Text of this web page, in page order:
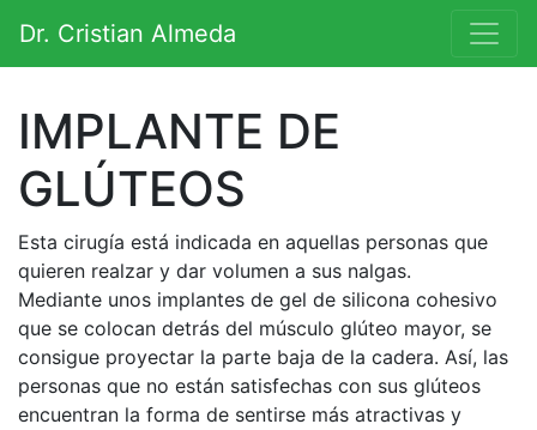
Navegación principal
Dr. Cristian Almeda
IMPLANTE DE
GLÚTEOS
Esta cirugía está indicada en aquellas personas que
quieren realzar y dar volumen a sus nalgas.
Mediante unos implantes de gel de silicona cohesivo
que se colocan detrás del músculo glúteo mayor, se
consigue proyectar la parte baja de la cadera. Así, las
personas que no están satisfechas con sus glúteos
encuentran la forma de sentirse más atractivas y